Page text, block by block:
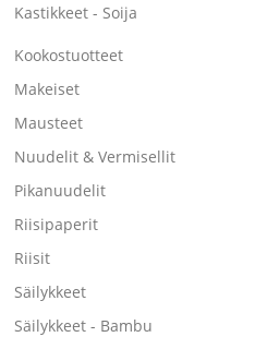
Kastikkeet - Soija
Kookostuotteet
Makeiset
Mausteet
Nuudelit & Vermisellit
Pikanuudelit
Riisipaperit
Riisit
Säilykkeet
Säilykkeet - Bambu